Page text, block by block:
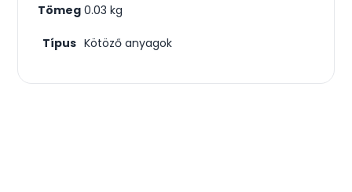
Tömeg 0.03 kg
Típus Kötöző anyagok